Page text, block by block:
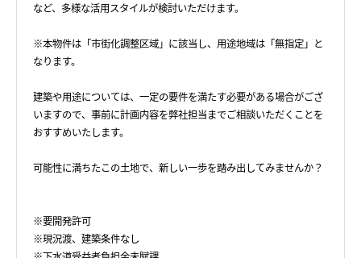
など、多様な活用スタイルが検討いただけます。
※本物件は「市街化調整区域」に該当し、用途地域は「無指定」と
なります。
建築や用途については、一定の要件を満たす必要がある場合がござ
いますので、事前に計画内容を弊社担当までご相談いただくことを
おすすめいたします。
可能性に満ちたこの土地で、新しい一歩を踏み出してみませんか？
※要開発許可
※現況渡、建築条件なし